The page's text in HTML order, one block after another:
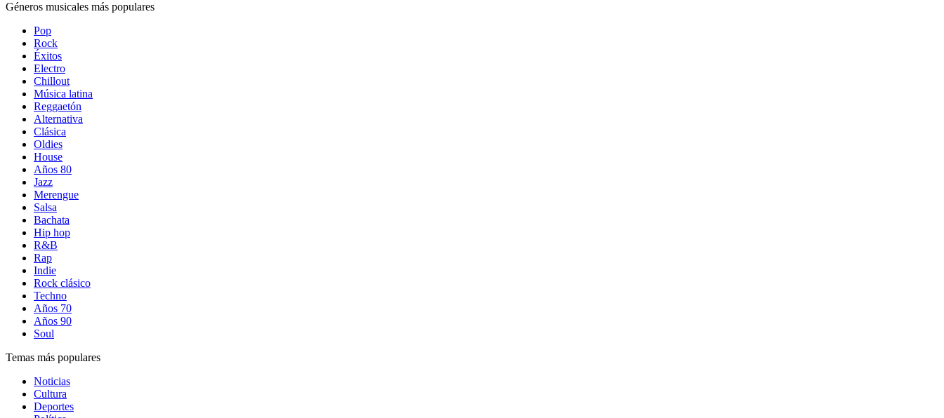
Géneros musicales más populares
Pop
Rock
Éxitos
Electro
Chillout
Música latina
Reggaetón
Alternativa
Clásica
Oldies
House
Años 80
Jazz
Merengue
Salsa
Bachata
Hip hop
R&B
Rap
Indie
Rock clásico
Techno
Años 70
Años 90
Soul
Temas más populares
Noticias
Cultura
Deportes